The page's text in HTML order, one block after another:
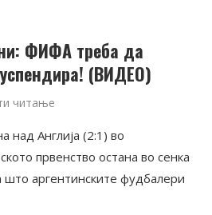
ФИФА треба да
(ВИДЕО)
читање
над Англија (2:1) во
првенство остана во сенка
што аргентинските фудбалери